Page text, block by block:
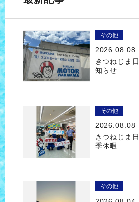
その他
2026.08.08
きつねじま
知らせ
その他
2026.08.08
きつねじま
季休暇
その他